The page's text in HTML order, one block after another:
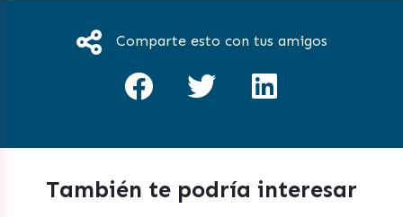
Comparte esto con tus amigos
También te podría interesar